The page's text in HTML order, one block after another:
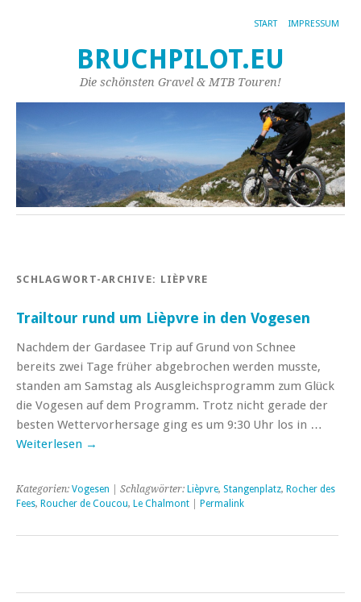
START IMPRESSUM
BRUCHPILOT.EU
Die schönsten Gravel & MTB Touren!
SCHLAGWORT-ARCHIVE: LIÈPVRE
Trailtour rund um Lièpvre in den Vogesen
Nachdem der Gardasee Trip auf Grund von Schnee
bereits zwei Tage früher abgebrochen werden musste,
standen am Samstag als Ausgleichsprogramm zum Glück
die Vogesen auf dem Programm. Trotz nicht gerade der
besten Wettervorhersage ging es um 9:30 Uhr los in …
Weiterlesen →
Kategorien: Vogesen | Schlagwörter: Lièpvre, Stangenplatz, Rocher des
Fees, Roucher de Coucou, Le Chalmont Permalink